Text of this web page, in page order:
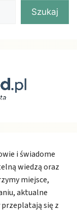
Szukaj
i świadome
wiedzą oraz
miejsce,
aktualne
się z